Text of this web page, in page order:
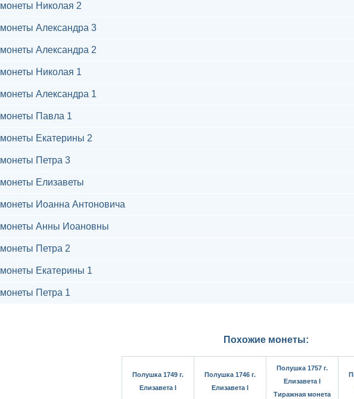
монеты Николая 2
монеты Александра 3
монеты Александра 2
монеты Николая 1
монеты Александра 1
монеты Павла 1
монеты Екатерины 2
монеты Петра 3
монеты Елизаветы
монеты Иоанна Антоновича
монеты Анны Иоановны
монеты Петра 2
монеты Екатерины 1
монеты Петра 1
Похожие монеты:
Полушка 1749 г.
Елизавета I
Полушка 1746 г.
Елизавета I
Полушка 1757 г.
Елизавета I
Тиражная монета